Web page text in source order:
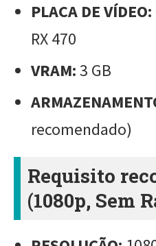
PLACA DE VÍDEO:
RX 470
VRAM:3 GB
recomendado)
Requisito
(1080p, Sem